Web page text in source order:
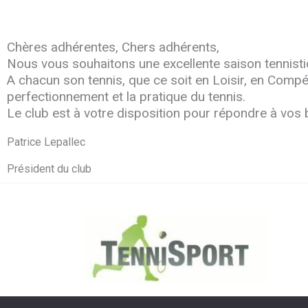
Chères adhérentes, Chers adhérents,
Nous vous souhaitons une excellente saison
A chacun son tennis, que ce soit en Loisir, en
perfectionnement et la pratique du tennis.
Le club est à votre disposition pour répondre à vos
Patrice Lepallec
Président du club